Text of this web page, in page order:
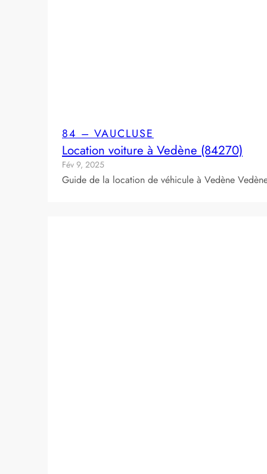
84 – VAUCLUSE
Location voiture à Vedène (84270)
Fév 9, 2025
Guide de la location de véhicule à Vedène